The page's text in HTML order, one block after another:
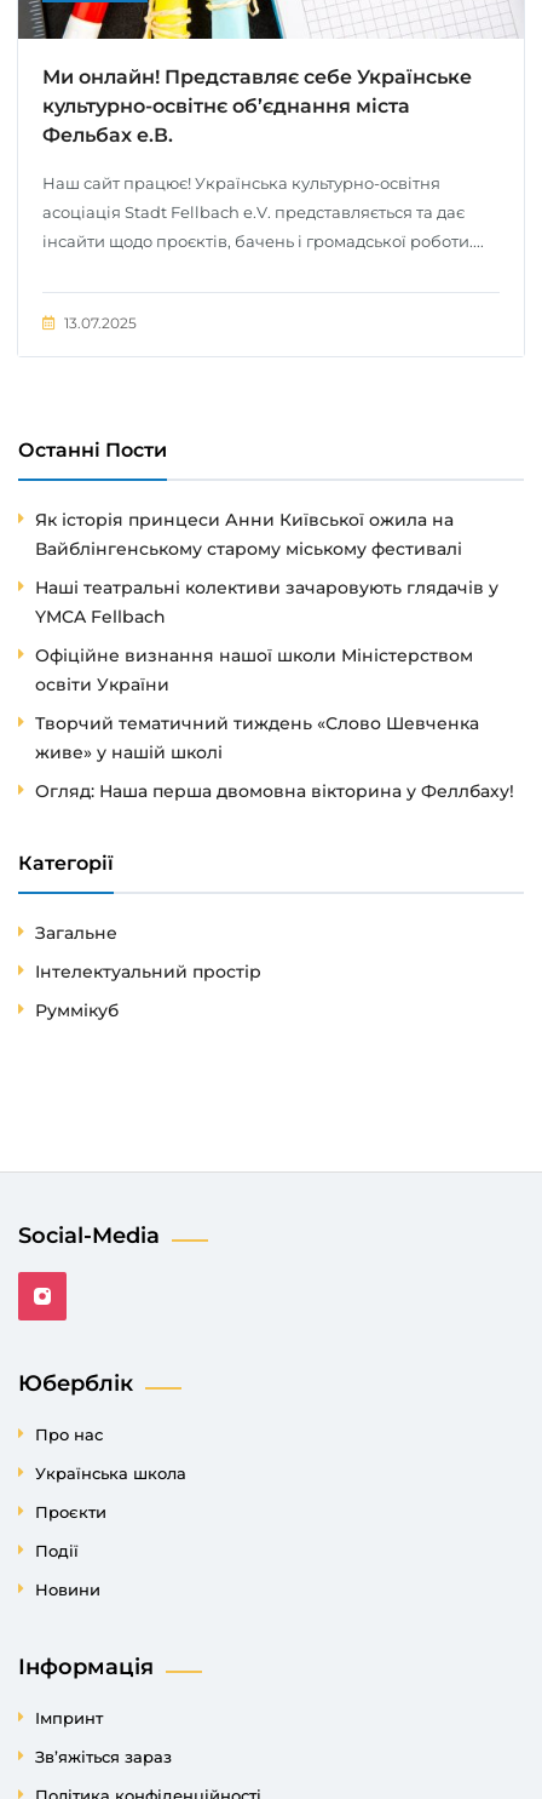
Ми онлайн! Представляє себе Українське
культурно-освітнє об’єднання міста
Фельбах е.В.
Наш сайт працює! Українська культурно-освітня
асоціація Stadt Fellbach e.V. представляється та дає
інсайти щодо проєктів, бачень і громадської роботи....
13.07.2025
Останні Пости
Як історія принцеси Анни Київської ожила на
Вайблінгенському старому міському фестивалі
Наші театральні колективи зачаровують глядачів у
YMCA Fellbach
Офіційне визнання нашої школи Міністерством
освіти України
Творчий тематичний тиждень «Слово Шевченка
живе» у нашій школі
Огляд: Наша перша двомовна вікторина у Феллбаху!
Категорії
Загальне
Інтелектуальний простір
Руммікуб
Social-Media
Юберблік
Про нас
Українська школа
Проєкти
Події
Новини
Інформація
Імпринт
Зв’яжіться зараз